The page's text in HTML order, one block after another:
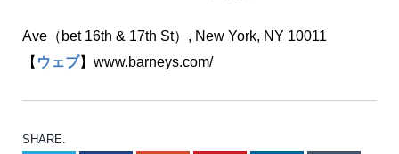
Ave（bet 16th & 17th St）, New York, NY 10011
【 ウェブ】www.barneys.com/
SHARE.